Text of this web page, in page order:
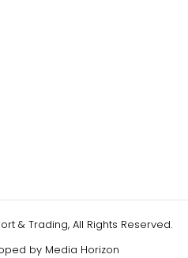
& Trading, All Rights Reserved.
by Media Horizon